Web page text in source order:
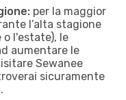
per la maggior
l’alta stagione
l'estate), le
aumentare le
Sewanee
sicuramente